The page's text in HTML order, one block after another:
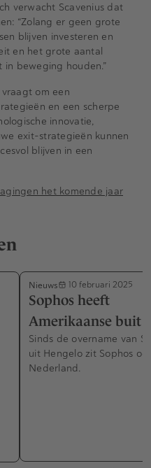
verwacht Scavenius dat
“Zolang er geen grote
blijven investeren en
en het grote aantal
beweging houden.”
om een
en een scherpe
innovatie,
exit-strategieën kunnen
blijven in een
het komende jaar
Nieuws 10 februari 2025
Sophos heeft
Amerikaanse buit
Sinds de overname van
uit Hengelo zit Sophos
Nederland.